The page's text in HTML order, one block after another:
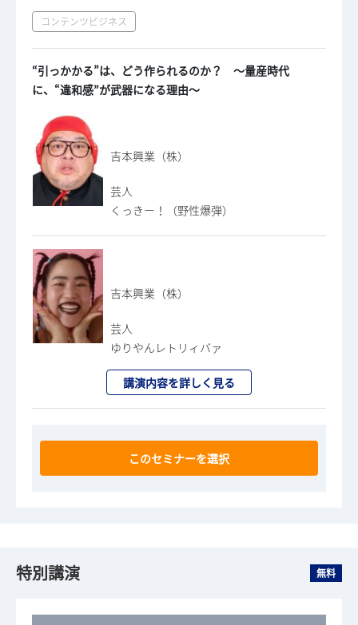
コンテンツビジネス
“引っかかる”は、どう作られるのか？ 〜量産時代
に、“違和感”が武器になる理由〜
吉本興業（株）
芸人
くっきー！（野性爆弾）
吉本興業（株）
芸人
ゆりやんレトリィバァ
講演内容を詳しく見る
このセミナーを選択
特別講演 無料